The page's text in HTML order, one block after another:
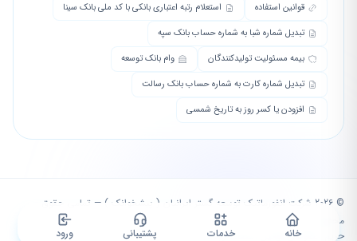
قوانین استفاده
استعلام رتبه اعتباری بانکی با کد ملی بانک سینا
تبدیل شماره شبا به شماره حساب بانک سپه
بیمه مسئولیت تولیدکنندگان
وام بانک توسعه
تبدیل شماره کارت به شماره حساب بانک رسالت
افزودن یا کسر روز به تاریخ شمسی
© 2026 شرکت انفورماتیک توسعه گستر ایرانیان ( پیشخوانک ) — تمامی حقوق
محفوظ است.
حریم خصوصی| قوانین استفاده|وبلاگ خانه خدمات پشتیبانی ورود